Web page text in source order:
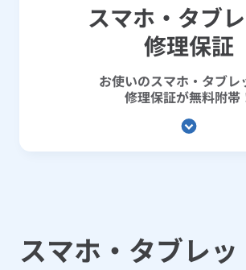
スマホ・タブ
修理保証
お使いのスマホ・タブレ
修理保証が無料附帯
スマホ・タブレ